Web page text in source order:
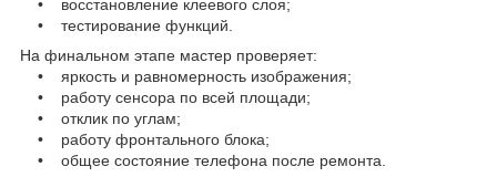
• восстановление клеевого слоя;
• тестирование функций.
На финальном этапе мастер проверяет:
• яркость и равномерность изображения;
• работу сенсора по всей площади;
• отклик по углам;
• работу фронтального блока;
• общее состояние телефона после ремонта.